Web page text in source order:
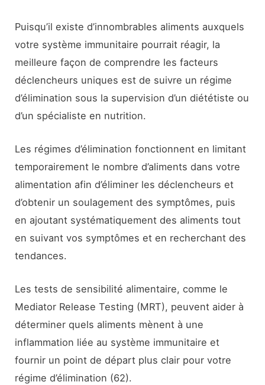
Puisqu’il existe d’innombrables aliments auxquels
votre système immunitaire pourrait réagir, la
meilleure façon de comprendre les facteurs
déclencheurs uniques est de suivre un régime
d’élimination sous la supervision d’un diététiste ou
d’un spécialiste en nutrition.
Les régimes d’élimination fonctionnent en limitant
temporairement le nombre d’aliments dans votre
alimentation afin d’éliminer les déclencheurs et
d’obtenir un soulagement des symptômes, puis
en ajoutant systématiquement des aliments tout
en suivant vos symptômes et en recherchant des
tendances.
Les tests de sensibilité alimentaire, comme le
Mediator Release Testing (MRT), peuvent aider à
déterminer quels aliments mènent à une
inflammation liée au système immunitaire et
fournir un point de départ plus clair pour votre
régime d’élimination (62).